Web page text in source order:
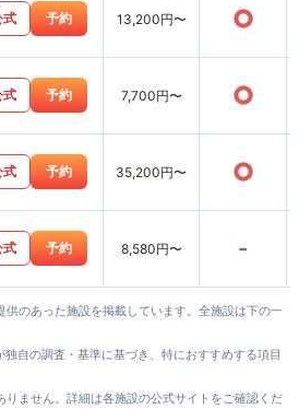
式 予約 13,200円〜 ○
式 予約 7,700円〜 ○
式 予約 35,200円〜 ○
式 予約 8,580円〜 -
のあった施設を掲載しています。全施設は下の一
自の調査・基準に基づき、特におすすめする項目
ません。詳細は各施設の公式サイトをご確認くだ